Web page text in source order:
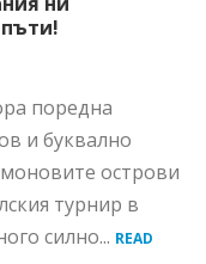
поредна
и буквално
острови
турнир в
силно... READ